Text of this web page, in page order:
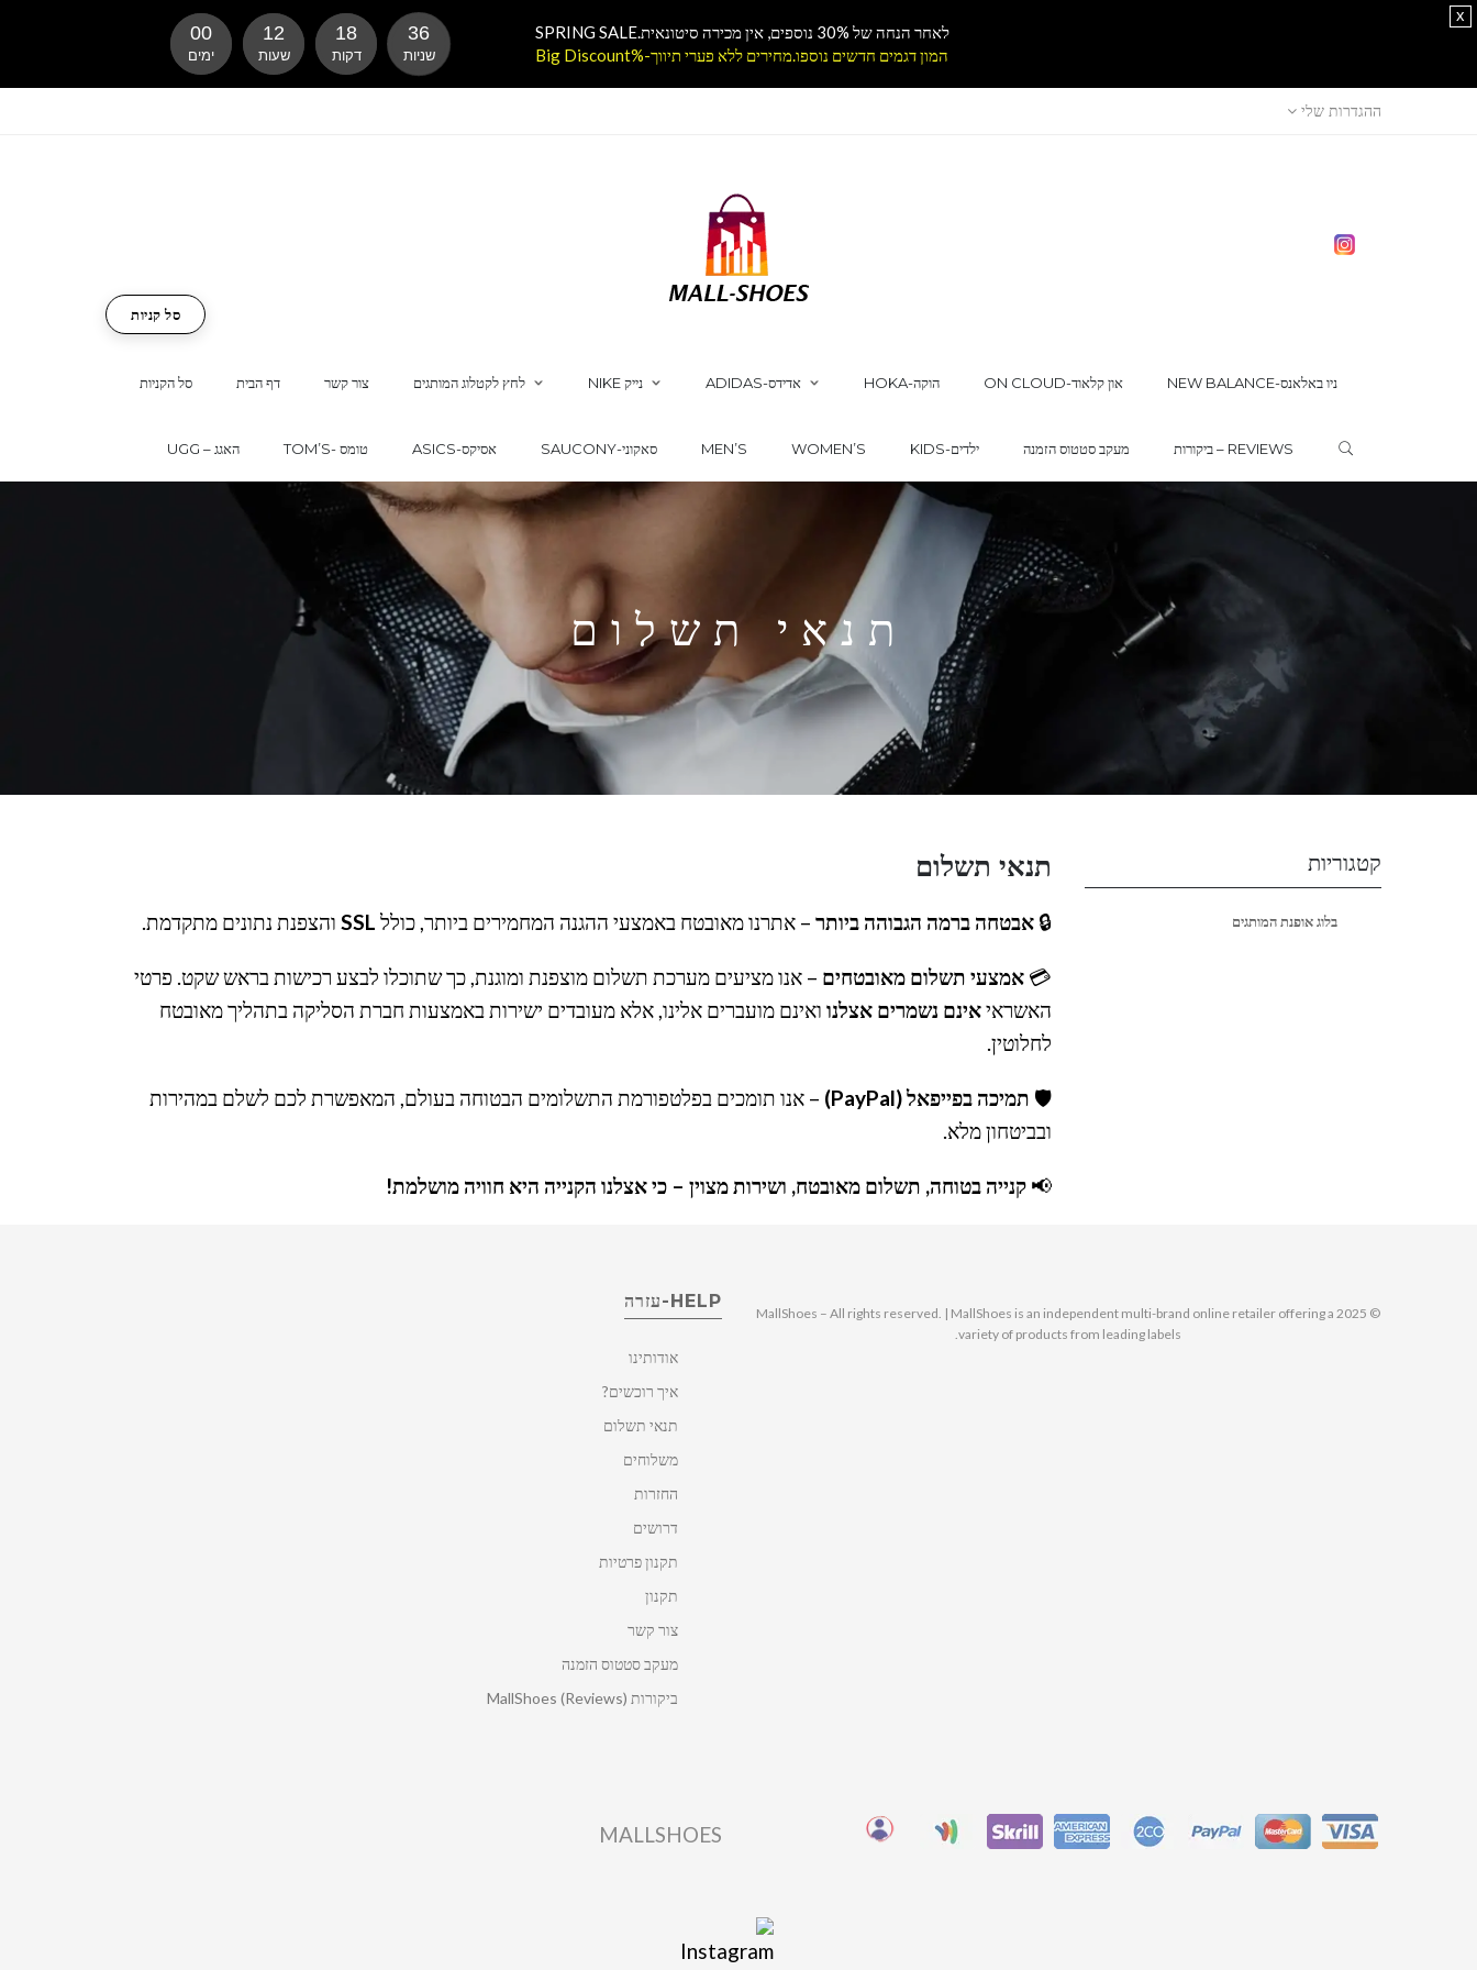
ההגדרות שלי
סל הקניות דף הבית צור קשר לחץ לקטלוג המותגים NIKE נייק ADIDAS-אדידס HOKA-הוקה ON CLOUD-און קלאוד NEW BALANCE-ניו באלאנס
UGG – האגג TOM’S- טומס ASICS-אסיקס SAUCONY-סאקוני MEN’S WOMEN’S KIDS-ילדים מעקב סטטוס הזמנה ביקורות – REVIEWS
סל קניות
תנאי תשלום
תנאי תשלום
🔒 אבטחה ברמה הגבוהה ביותר – אתרנו מאובטח באמצעי ההגנה המחמירים ביותר, כולל SSL והצפנת נתונים מתקדמת.
💳 אמצעי תשלום מאובטחים – אנו מציעים מערכת תשלום מוצפנת ומוגנת, כך שתוכלו לבצע רכישות בראש שקט. פרטי
האשראיאינם נשמרים אצלנו ואינם מועברים אלינו, אלא מעובדים ישירות באמצעות חברת הסליקה בתהליך מאובטח
לחלוטין.
🛡 תמיכה בפייפאל (PayPal)
– אנו תומכים בפלטפורמת התשלומים הבטוחה בעולם, המאפשרת לכם לשלם במהירות
ובביטחון מלא.
📢 קנייה בטוחה, תשלום מאובטח, ושירות מצוין – כי אצלנו הקנייה היא חוויה מושלמת!
קטגוריות
בלוג אופנת המותגים
HELP-עזרה
אודותינו
איך רוכשים?
תנאי תשלום
משלוחים
החזרות
דרושים
תקנון פרטיות
תקנון
צור קשר
מעקב סטטוס הזמנה
ביקורות MallShoes (Reviews)
© 2025 MallShoes – All rights reserved. | MallShoes is an independent multi-brand online retailer offering a
variety of products from leading labels.
MALLSHOES
לאחר הנחה של 30% נוספים, אין מכירה סיטונאית.SPRING SALE
המון דגמים חדשים נוספו.מחירים ללא פערי תיווך-%Big Discount
00
ימים
12
שעות
18
דקות
35
שניות
x